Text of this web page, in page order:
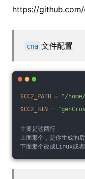
https://
cna 文件配置
$CC2_PATH = "/
$CC2_BIN =
主要是这两行
上面那个，是你生成的
下面那个改成Linux或者